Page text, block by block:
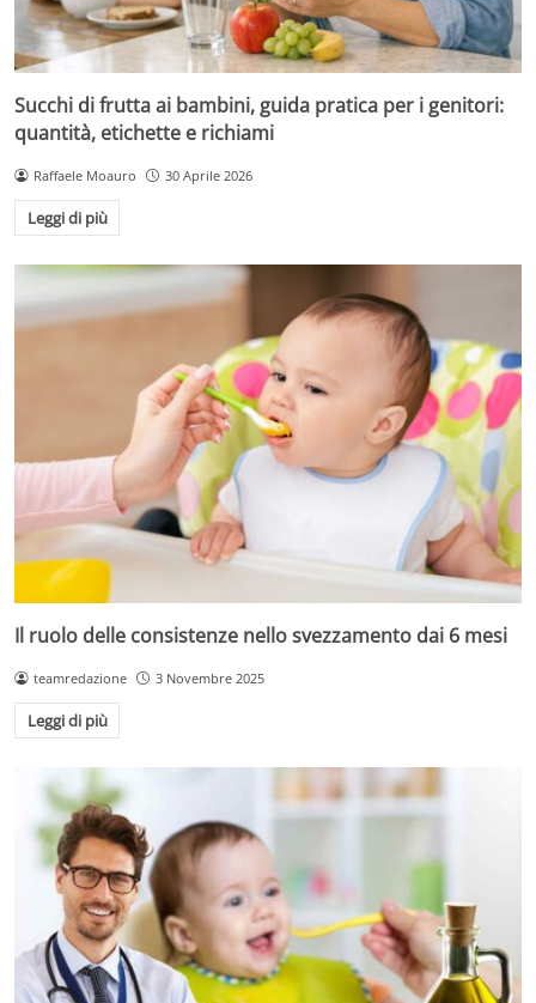
Succhi di frutta ai bambini, guida pratica per i genitori:
quantità, etichette e richiami
Raffaele Moauro 30 Aprile 2026
Leggi di più
Il ruolo delle consistenze nello svezzamento dai 6 mesi
teamredazione 3 Novembre 2025
Leggi di più